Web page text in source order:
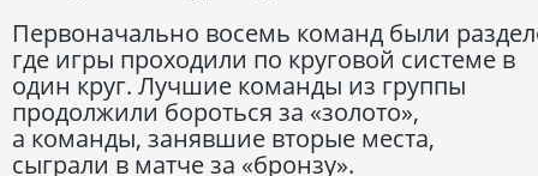
Первоначально восемь команд были
где игры проходили по круговой системе в
один круг. Лучшие команды из группы
продолжили бороться за «золото»,
а команды, занявшие вторые места,
сыграли в матче за «бронзу».